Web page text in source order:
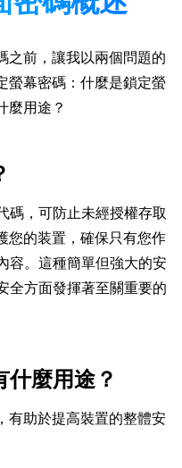
之前，讓我以兩個問題的
螢幕密碼：什麼是鎖定螢
麼用途？
碼，可防止未經授權存取
您的装置，確保只有您作
容。這種簡單但強大的安
全方面發揮著至關重要的
什麼用途？
有助於提高裝置的整體安